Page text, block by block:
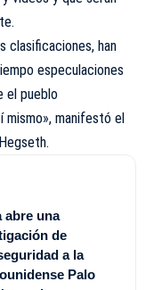
clasificaciones, han
especulaciones
el pueblo
manifestó el
abre una
de
a la
Palo